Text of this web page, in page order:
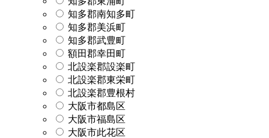
知多郡南知多町
知多郡美浜町
知多郡武豊町
額田郡幸田町
北設楽郡設楽町
北設楽郡東栄町
北設楽郡豊根村
大阪市都島区
大阪市福島区
大阪市此花区